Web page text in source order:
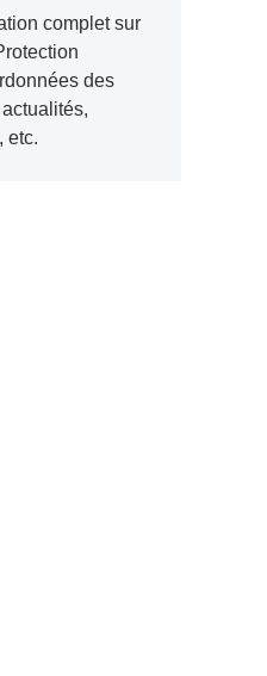
complet sur
des
etc.